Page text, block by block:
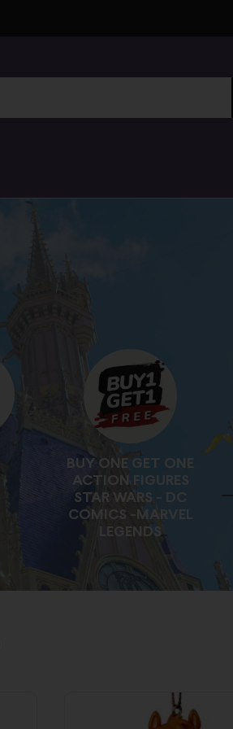
BUY ONE GET ONE
ACTION FIGURES
STAR WARS - DC
COMICS -MARVEL
LEGENDS